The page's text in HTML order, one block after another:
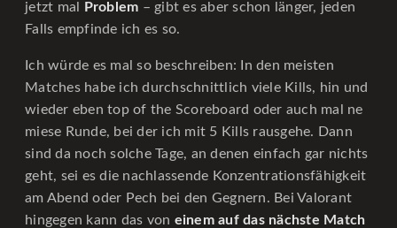
jetzt mal
Problem – gibt es aber schon länger, jeden
Falls empfinde ich es so.
Ich würde es mal so beschreiben: In den meisten
Matches habe ich durchschnittlich viele Kills, hin und
wieder eben top of the Scoreboard oder auch mal ne
miese Runde, bei der ich mit 5 Kills rausgehe. Dann
sind da noch solche Tage, an denen einfach gar nichts
geht, sei es die nachlassende Konzentrationsfähigkeit
am Abend oder Pech bei den Gegnern. Bei Valorant
hingegen kann das von einem auf das nächste Match